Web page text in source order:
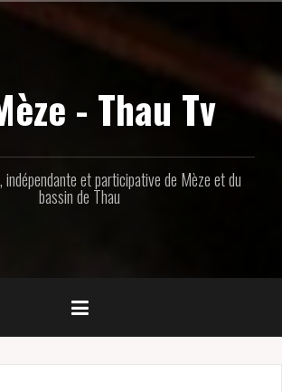
- Thau Tv
indépendante et participative de Mèze et du
bassin de Thau